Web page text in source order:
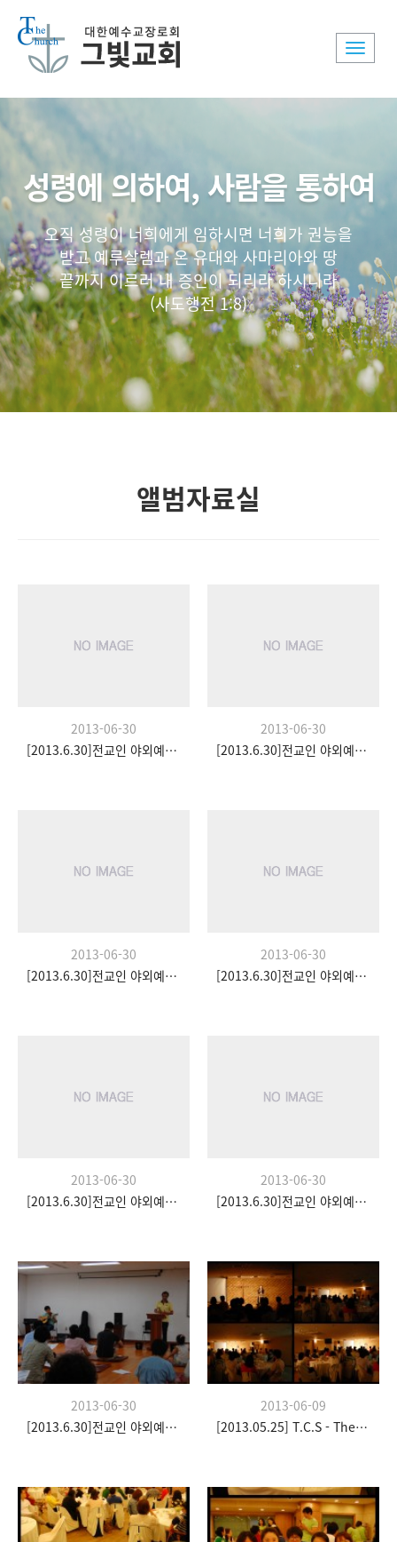
Toggle
성령에 의하여, 사람을 통하여
오직 성령이 너희에게 임하시면 너희가 권능을
받고 예루살렘과 온 유대와 사마리아와 땅
끝까지 이르러 내 증인이 되리라 하시니라
(사도행전 1:8)
앨범자료실
2013-06-30
[2013.6.30]전교인 야외예배- 팀수양관
2013-06-30
[2013.6.30]전교인 야외예배- 팀수양관
2013-06-30
[2013.6.30]전교인 야외예배- 팀수양관
2013-06-30
[2013.6.30]전교인 야외예배- 팀수양관
2013-06-30
[2013.6.30]전교인 야외예배- 팀수양관
2013-06-30
[2013.6.30]전교인 야외예배- 팀수양관
2013-06-30
[2013.6.30]전교인 야외예배- 팀수양관
2013-06-09
[2013.05.25] T.C.S - The Church Stay